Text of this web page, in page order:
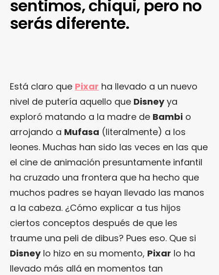
sentimos, chiqui, pero no
serás diferente.
Está claro que Pixar ha llevado a un nuevo
nivel de putería aquello que Disneyya
exploró matando a la madre de Bambi o
arrojando a Mufasa (literalmente) a los
leones. Muchas han sido las veces en las que
el cine de animación presuntamente infantil
ha cruzado una frontera que ha hecho que
muchos padres se hayan llevado las manos
a la cabeza. ¿Cómo explicar a tus hijos
ciertos conceptos después de que les
traume una peli de dibus? Pues eso. Que si
Disneylo hizo en su momento, Pixar lo ha
llevado más allá en momentos tan